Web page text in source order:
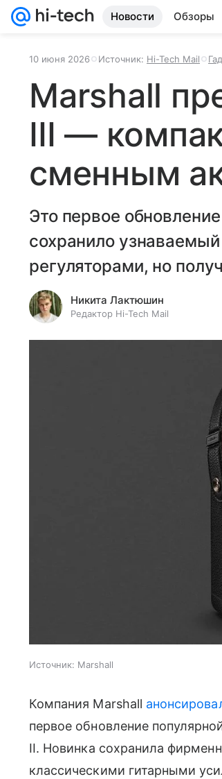
Новости Обзоры
10 июня 2026 Источник: Hi-Tech Mail
Marshall
III —
сменным
Это первое
сохранило
регуляторами, но
Никита Лактюшин
Редактор Hi-Tech Mail
Источник: Marshall
Компания Marshall
первое обновление
II. Новинка сохранила
классическими гитарными